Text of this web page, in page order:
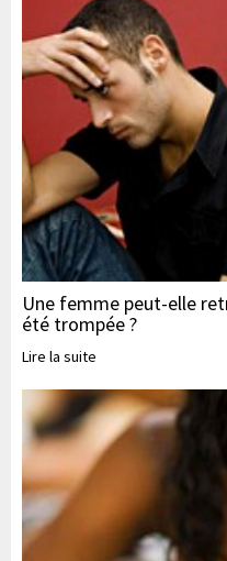
Une femme peut-elle
été trompée ?
Lire la suite